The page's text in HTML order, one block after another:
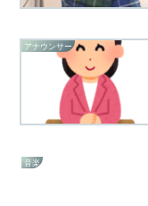
アナウンサー
音楽